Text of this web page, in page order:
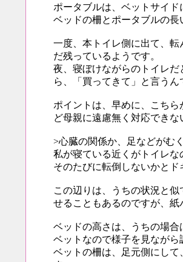
ポータブルは、ベットサイド
ベッドの柵とポータブルの長
一度、本トイレ側に出て、
だ残っているようです。
夜、寝ぼけながらのトイレ
ら、「買ってきて」と言うん
ポイントは、早めに、こち
ど母親に遠慮無く対応でき
>心臓の関係か、足などがむ
私が寝ている近くがトイレ
そのたびに転倒しないかとド
この辺りは、うちの状況と
せることもあるのですが、紙
ベッドの高さは、うちの場
ベットなので様子を見ながら
ベットの柵は、足元側にし